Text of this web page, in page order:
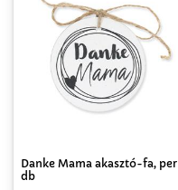
Danke Mama akasztó-fa, per
db